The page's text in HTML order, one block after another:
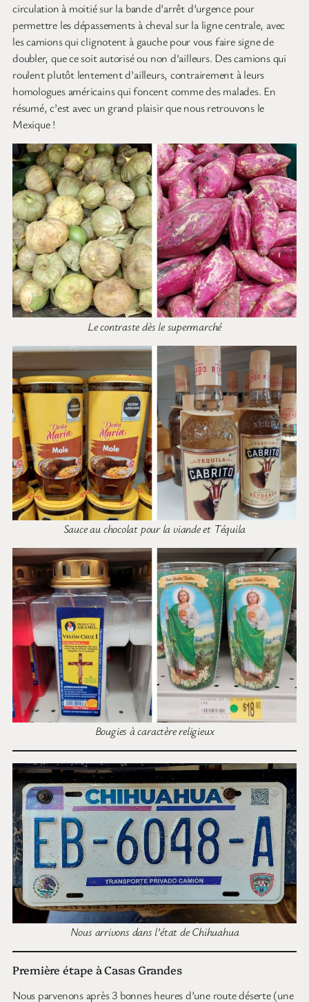
circulation à moitié sur la bande d’arrêt d’urgence pour
permettre les dépassements à cheval sur la ligne centrale, avec
les camions qui clignotent à gauche pour vous faire signe de
doubler, que ce soit autorisé ou non d’ailleurs. Des camions qui
roulent plutôt lentement d’ailleurs, contrairement à leurs
homologues américains qui foncent comme des malades. En
résumé, c’est avec un grand plaisir que nous retrouvons le
Mexique !
Le contraste dès le supermarché
Sauce au chocolat pour la viande et Téquila
Bougies à caractère religieux
Nous arrivons dans l’état de Chihuahua
Première étape à Casas Grandes
Nous parvenons après 3 bonnes heures d’une route déserte (une